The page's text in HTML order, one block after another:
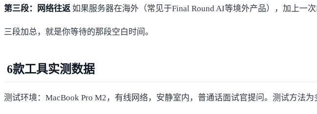
第三段：网络往返 如果服务器在海外（常见于Final Round AI等境外产品），加上一
三段加总，就是你等待的那段空白时间。
6款工具实测数据
测试环境：MacBook Pro M2，有线网络，安静室内，普通话面试官提问。测试方法为